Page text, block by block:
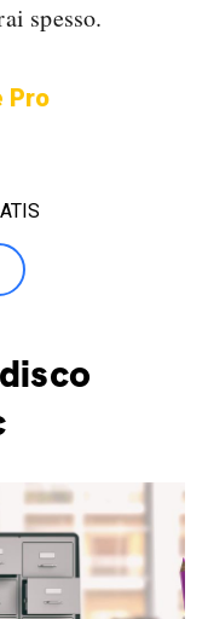
spesso.
Pro